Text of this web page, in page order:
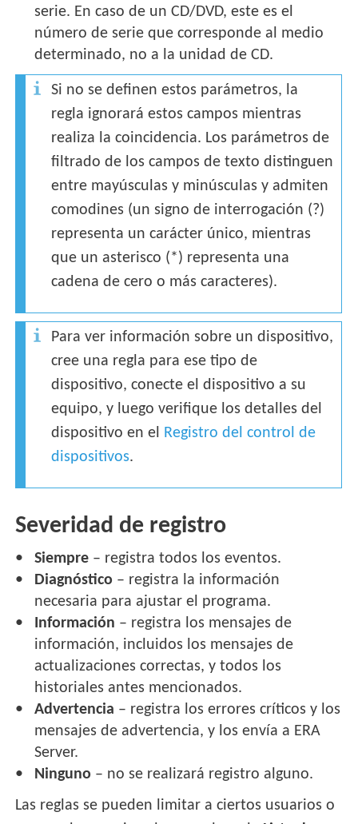
serie. En caso de un CD/DVD, este es el
número de serie que corresponde al medio
determinado, no a la unidad de CD.
Si no se definen estos parámetros, la
regla ignorará estos campos mientras
realiza la coincidencia. Los parámetros de
filtrado de los campos de texto distinguen
entre mayúsculas y minúsculas y admiten
comodines (un signo de interrogación (?)
representa un carácter único, mientras
que un asterisco (*) representa una
cadena de cero o más caracteres).
Para ver información sobre un dispositivo,
cree una regla para ese tipo de
dispositivo, conecte el dispositivo a su
equipo, y luego verifique los detalles del
dispositivo en el Registro del control de
dispositivos.
Severidad de registro
Siempre – registra todos los eventos.
Diagnóstico – registra la información
necesaria para ajustar el programa.
Información – registra los mensajes de
información, incluidos los mensajes de
actualizaciones correctas, y todos los
historiales antes mencionados.
Advertencia – registra los errores críticos y los
mensajes de advertencia, y los envía a ERA
Server.
Ninguno – no se realizará registro alguno.
Las reglas se pueden limitar a ciertos usuarios o